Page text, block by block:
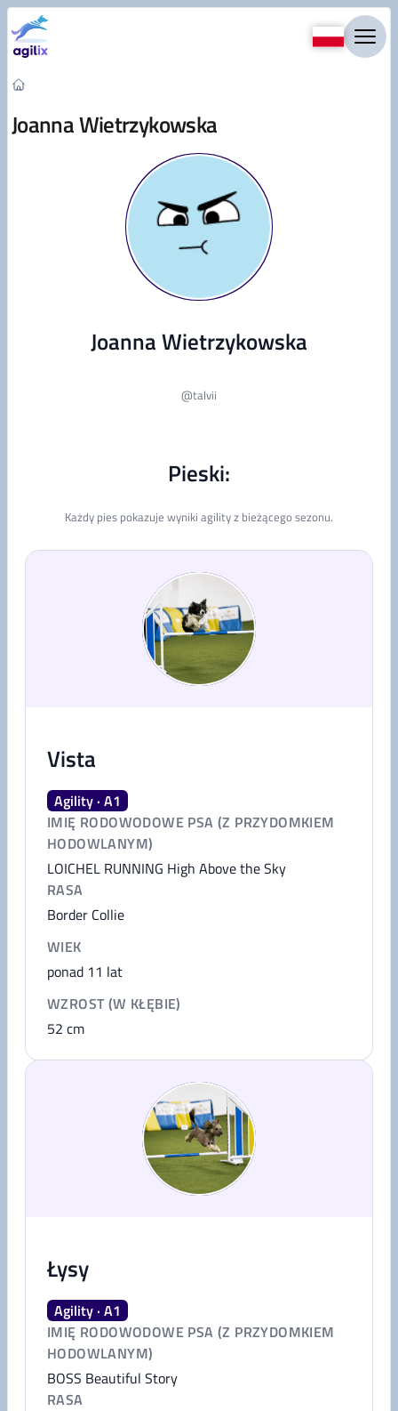
Przejdź do treści
Joanna Wietrzykowska
Joanna Wietrzykowska
@talvii
Pieski:
Każdy pies pokazuje wyniki agility z bieżącego sezonu.
Vista
Agility · A1
IMIĘ RODOWODOWE PSA (Z PRZYDOMKIEM
HODOWLANYM)
LOICHEL RUNNING High Above the Sky
RASA
Border Collie
WIEK
ponad 11 lat
WZROST (W KŁĘBIE)
52 cm
Łysy
Agility · A1
IMIĘ RODOWODOWE PSA (Z PRZYDOMKIEM
HODOWLANYM)
BOSS Beautiful Story
RASA